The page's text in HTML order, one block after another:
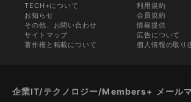
TECH+について
利用規約
お知らせ
会員規約
その他、お問い合わせ
情報提供
サイトマップ
広告について
著作権と転載について
個人情報の取り
企業IT/テクノロジー/Members+ メール